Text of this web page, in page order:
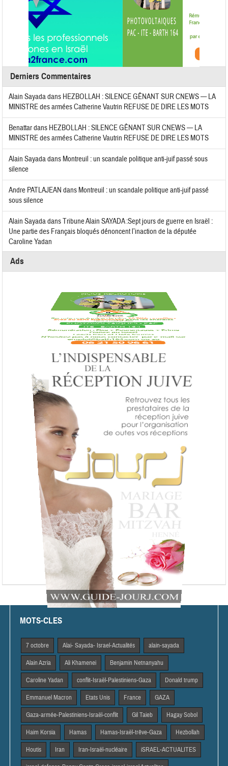
Derniers Commentaires
Alain Sayadadans HEZBOLLAH : SILENCE GÊNANT SUR CNEWS — LA
MINISTRE des armées Catherine Vautrin REFUSE DE DIRE LES MOTS
Benattardans HEZBOLLAH : SILENCE GÊNANT SUR CNEWS — LA
MINISTRE des armées Catherine Vautrin REFUSE DE DIRE LES MOTS
Alain Sayadadans Montreuil : un scandale politique anti-juif passé sous
silence
Andre PATLAJEAN dans Montreuil : un scandale politique anti-juif passé
sous silence
Alain SayadadansTribune Alain SAYADA :Sept jours de guerre en Israël :
Une partie des Français bloqués dénoncent l’inaction de la députée
Caroline Yadan
Ads
MOTS-CLES
7 octobre Alai- Sayada- Israel-Actualités alain-sayada
Alain Azria Ali Khamenei Benjamin Netnanyahu
Caroline Yadan conflit-Israël-Palestiniens-Gaza Donald trump
Emmanuel Macron Etats Unis France GAZA
Gaza-armée-Palestiniens-Israël-conflit Gil Taieb Hagay Sobol
Haim Korsia Hamas Hamas-Israël-trêve-Gaza Hezbollah
Houtis Iran Iran-Israël-nucléaire iSRAEL-ACTUALITES